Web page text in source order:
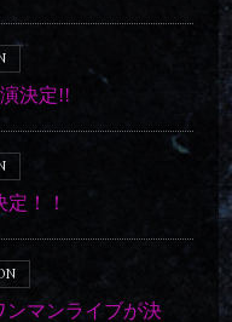
決定!!
定！！
ンマンライブが決